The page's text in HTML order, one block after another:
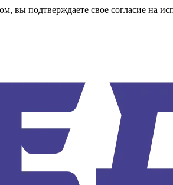
подтверждаете свое согласие на